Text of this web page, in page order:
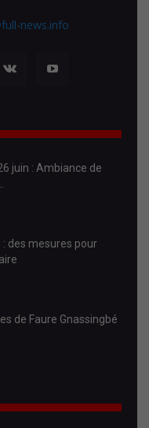
news.info
juin : Ambiance de
des mesures pour
de Faure Gnassingbé